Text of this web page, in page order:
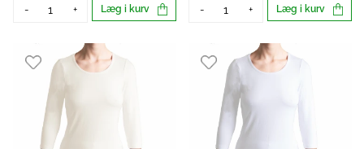
- + Læg i kurv - + Læg i kurv